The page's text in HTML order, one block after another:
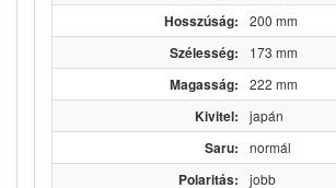
Hosszúság: 200 mm
Szélesség: 173 mm
Magasság: 222 mm
Kivitel: japán
Saru: normál
Polaritás: jobb